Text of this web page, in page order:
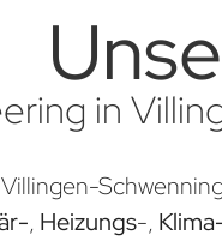
in
, Heizungs-,